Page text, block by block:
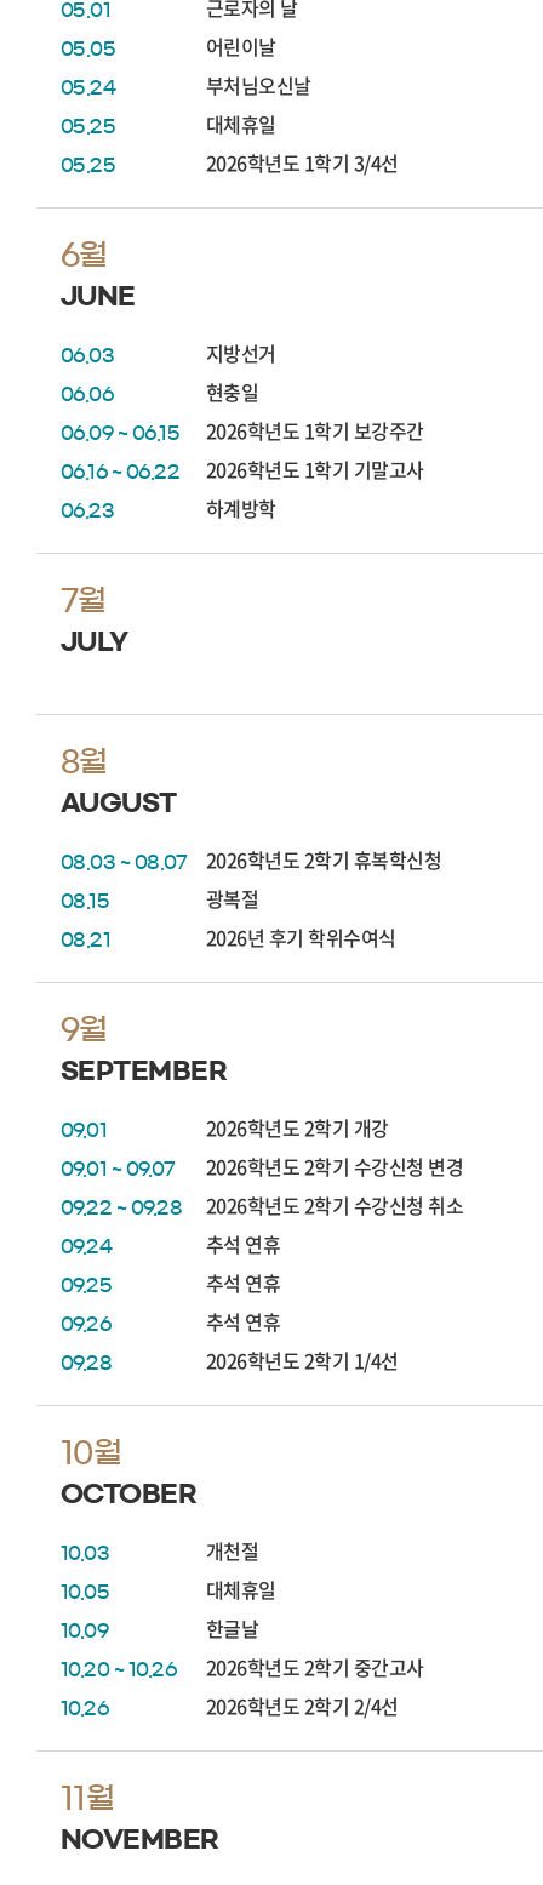
05.01 근로자의 날
05.05 어린이날
05.24 부처님오신날
05.25 대체휴일
05.25 2026학년도 1학기 3/4선
6월
JUNE
06.03 지방선거
06.06 현충일
06.09 ~ 06.15 2026학년도 1학기 보강주간
06.16 ~ 06.22 2026학년도 1학기 기말고사
06.23 하계방학
7월
JULY
8월
AUGUST
08.03 ~ 08.07 2026학년도 2학기 휴복학신청
08.15 광복절
08.21 2026년 후기 학위수여식
9월
SEPTEMBER
09.01 2026학년도 2학기 개강
09.01 ~ 09.07 2026학년도 2학기 수강신청 변경
09.22 ~ 09.28 2026학년도 2학기 수강신청 취소
09.24 추석 연휴
09.25 추석 연휴
09.26 추석 연휴
09.28 2026학년도 2학기 1/4선
10월
OCTOBER
10.03 개천절
10.05 대체휴일
10.09 한글날
10.20 ~ 10.26 2026학년도 2학기 중간고사
10.26 2026학년도 2학기 2/4선
11월
NOVEMBER